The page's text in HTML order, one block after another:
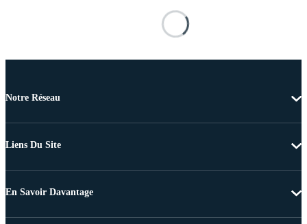
Notre Réseau
Liens Du Site
En Savoir Davantage